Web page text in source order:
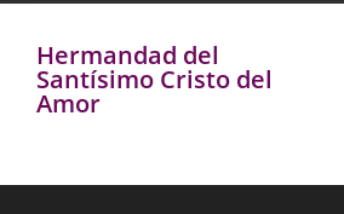
Hermandad del
Santísimo Cristo del
Amor